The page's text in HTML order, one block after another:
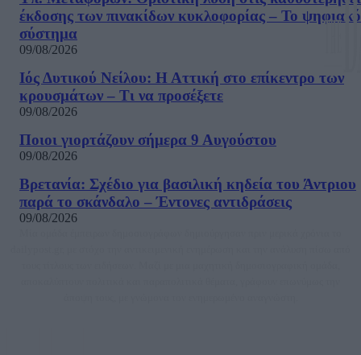
έκδοσης των πινακίδων κυκλοφορίας – Το ψηφιακό
σύστημα
09/08/2026
Ιός Δυτικού Νείλου: Η Αττική στο επίκεντρο των
κρουσμάτων – Τι να προσέξετε
09/08/2026
Ποιοι γιορτάζουν σήμερα 9 Αυγούστου
09/08/2026
Βρετανία: Σχέδιο για βασιλική κηδεία του Άντριου
παρά το σκάνδαλο – Έντονες αντιδράσεις
09/08/2026